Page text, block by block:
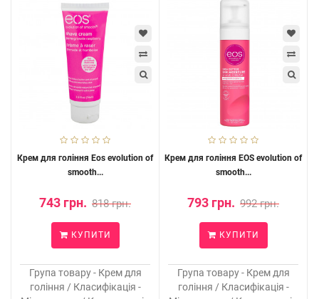
Крем для гоління Eos evolution of
smooth...
743 грн. 818 грн.
КУПИТИ
Група товару - Крем для
гоління / Класифікація -
Крем для гоління EOS evolution of
smooth...
793 грн. 992 грн.
КУПИТИ
Група товару - Крем для
гоління / Класифікація -